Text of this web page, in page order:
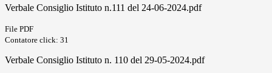
Verbale Consiglio Istituto n.111 del 24-06-2024.pdf
File PDF
Contatore click: 31
Verbale Consiglio Istituto n. 110 del 29-05-2024.pdf